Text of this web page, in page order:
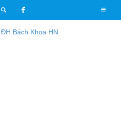
T
o
ĐH Bách Khoa HN